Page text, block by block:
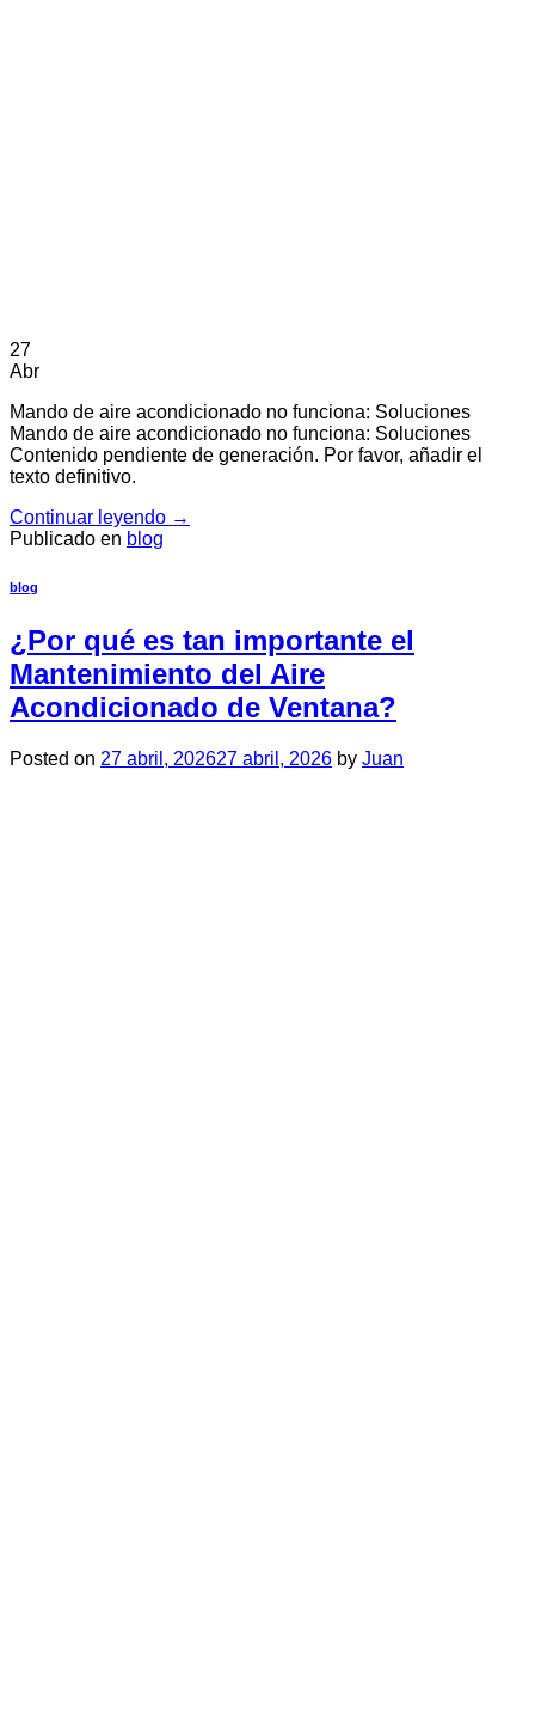
27
Abr
Mando de aire acondicionado no funciona: Soluciones
Mando de aire acondicionado no funciona: Soluciones
Contenido pendiente de generación. Por favor, añadir el
texto definitivo.
Continuar leyendo →
Publicado en blog
blog
¿Por qué es tan importante el
Mantenimiento del Aire
Acondicionado de Ventana?
Posted on 27 abril, 202627 abril, 2026 by Juan